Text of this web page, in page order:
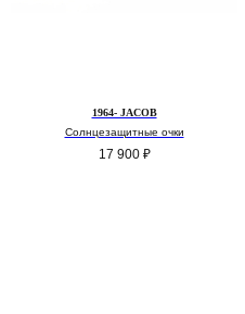
1964- JACOB
Солнцезащитные очки
17 900 ₽